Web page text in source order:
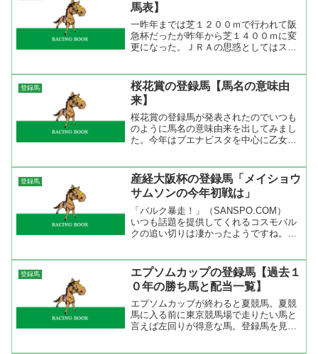
馬表】
一昨年までは芝１２００ｍで行われて阪
急杯だったが昨年から芝１４００ｍに変
更になった。ＪＲＡの思惑としてはスプ
ガンが勝ち、コスモシンドラーが２着と
短距離馬に軍配が上がった...
登録馬
桜花賞の登録馬【馬名の意味由
来】
桜花賞の登録馬が発表されたのでいつも
のように馬名の意味由来を出してみまし
た。今年はブエナビスタを中心に乙女の
で騎乗停止になってしまった。しか
し、、ドバイの競馬シーズンは...
登録馬
産経大阪杯の登録馬「メイショウ
サムソンの今年初戦は」
「バルク暴走！」（SANSPO.COM）
いつも話題を提供してくれるコスモバル
クの追い切りは凄かったようですね。今
への出走オファーを貰う為にここを勝ち
たいようだ。今回の...
登録馬
エプソムカップの登録馬【過去１
０年の勝ち馬と配当一覧】
エプソムカップが終わると夏競馬。夏競
馬に入る前に東京競馬場で走りたい馬と
言えば左回りが得意な馬。登録馬を見る